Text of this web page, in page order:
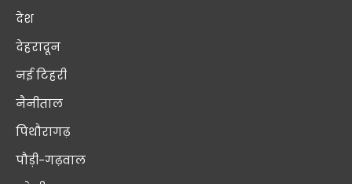
देश
देहरादून
नई टिहरी
नैनीताल
पिथौरागढ़
पौड़ी-गढ़वाल